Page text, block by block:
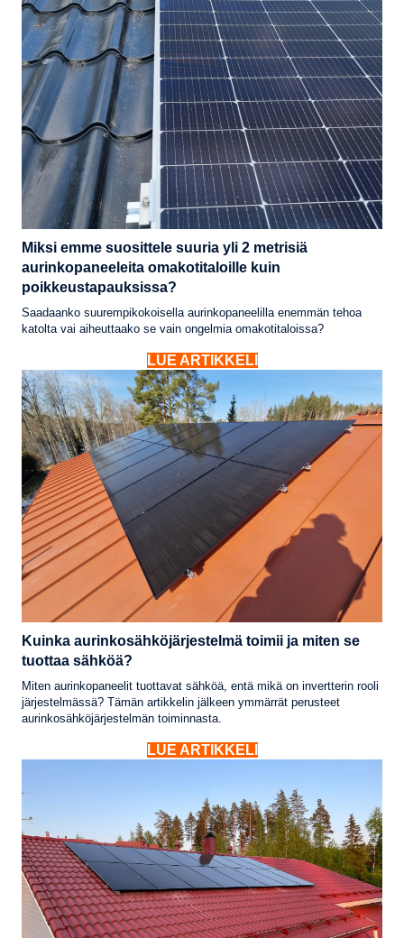
Miksi emme suosittele suuria yli 2 metrisiä
aurinkopaneeleita omakotitaloille kuin
poikkeustapauksissa?
Saadaanko suurempikokoisella aurinkopaneelilla enemmän tehoa
katolta vai aiheuttaako se vain ongelmia omakotitaloissa?
LUE ARTIKKELI
Kuinka aurinkosähköjärjestelmä toimii ja miten se
tuottaa sähköä?
Miten aurinkopaneelit tuottavat sähköä, entä mikä on invertterin rooli
järjestelmässä? Tämän artikkelin jälkeen ymmärrät perusteet
aurinkosähköjärjestelmän toiminnasta.
LUE ARTIKKELI